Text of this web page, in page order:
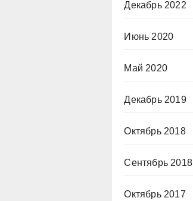
Декабрь 2022
Июнь 2020
Май 2020
Декабрь 2019
Октябрь 2018
Сентябрь 2018
Октябрь 2017